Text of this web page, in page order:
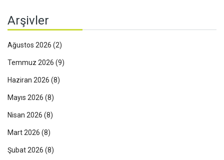
Arşivler
Ağustos 2026 (2)
Temmuz 2026 (9)
Haziran 2026 (8)
Mayıs 2026 (8)
Nisan 2026 (8)
Mart 2026 (8)
Şubat 2026 (8)